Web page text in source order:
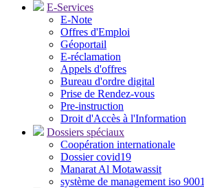
E-Services
E-Note
Offres d'Emploi
Géoportail
E-réclamation
Appels d'offres
Bureau d'ordre digital
Prise de Rendez-vous
Pre-instruction
Droit d'Accès à l'Information
Dossiers spéciaux
Coopération internationale
Dossier covid19
Manarat Al Motawassit
système de management iso 9001